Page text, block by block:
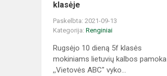
klasėje
Paskelbta: 2021-09-13
Kategorija: Renginiai
Rugsėjo 10 dieną 5f klasės
mokiniams lietuvių kalbos pamoka
,,Vietovės ABC" vyko...